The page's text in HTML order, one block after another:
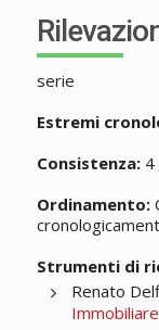
serie
Estremi
Consistenza:4
Ordinamento:
Strumenti di
Renato